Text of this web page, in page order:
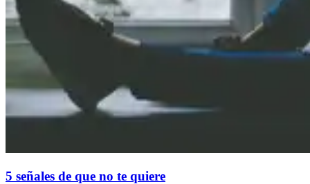
5 señales de que no te quiere